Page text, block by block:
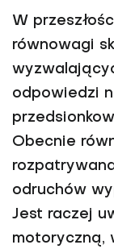
W
równowagi
odpowiedzi
Obecnie
odruchów
Jest raczej
motoryczną,